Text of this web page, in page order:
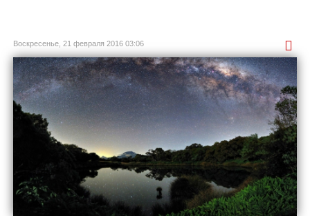
Воскресенье, 21 февраля 2016 03:06